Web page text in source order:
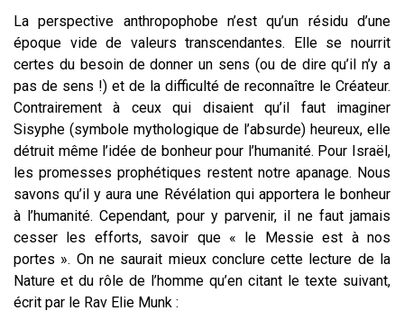
La perspective anthropophobe n’est qu’un résidu d’une
époque videde valeurs transcendantes. Elle se nourrit
certes du besoin de donner un sens (ou de dire qu’il n’y a
pas de sens !) et de la difficulté de reconnaître le Créateur.
Contrairement à ceux qui disaient qu’il faut imaginer
Sisyphe (symbole mythologique de l’absurde) heureux, elle
détruit même l’idée de bonheur pour l’humanité. Pour Israël,
les promesses prophétiques restent notre apanage. Nous
savons qu’il y aura une Révélation qui apportera le bonheur
à l’humanité. Cependant, pour y parvenir, il ne faut jamais
cesser les efforts, savoir que « le Messie est à nos
portes ». On ne saurait mieux conclure cette lecture de la
Nature et du rôle de l’homme qu’en citant le texte suivant,
écrit par le Rav Elie Munk :